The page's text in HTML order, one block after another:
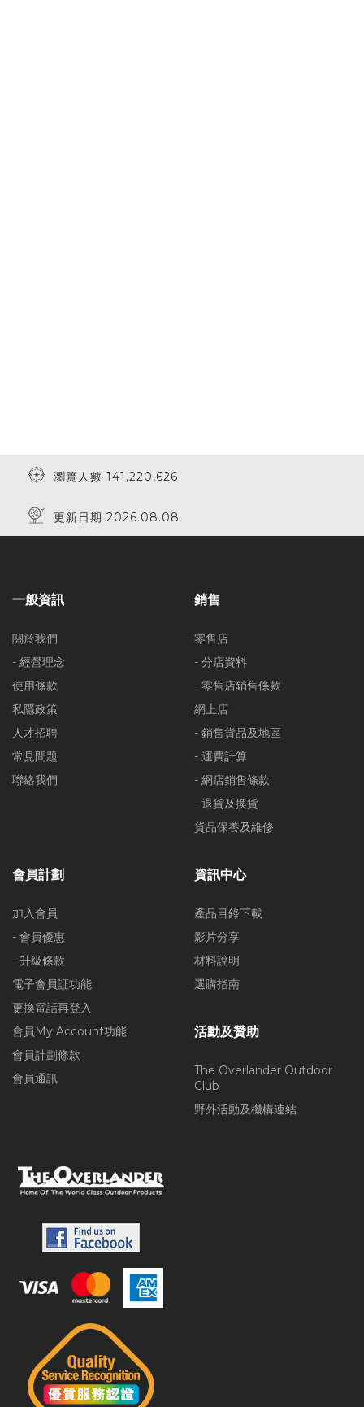
瀏覽人數 141,220,626
更新日期 2026.08.08
一般資訊
關於我們
- 經營理念
使用條款
私隱政策
人才招聘
常見問題
聯絡我們
銷售
零售店
- 分店資料
- 零售店銷售條款
網上店
- 銷售貨品及地區
- 運費計算
- 網店銷售條款
- 退貨及換貨
貨品保養及維修
會員計劃
加入會員
- 會員優惠
- 升級條款
電子會員証功能
更換電話再登入
會員My Account功能
會員計劃條款
會員通訊
資訊中心
產品目錄下載
影片分享
材料說明
選購指南
活動及贊助
The Overlander Outdoor
Club
野外活動及機構連結